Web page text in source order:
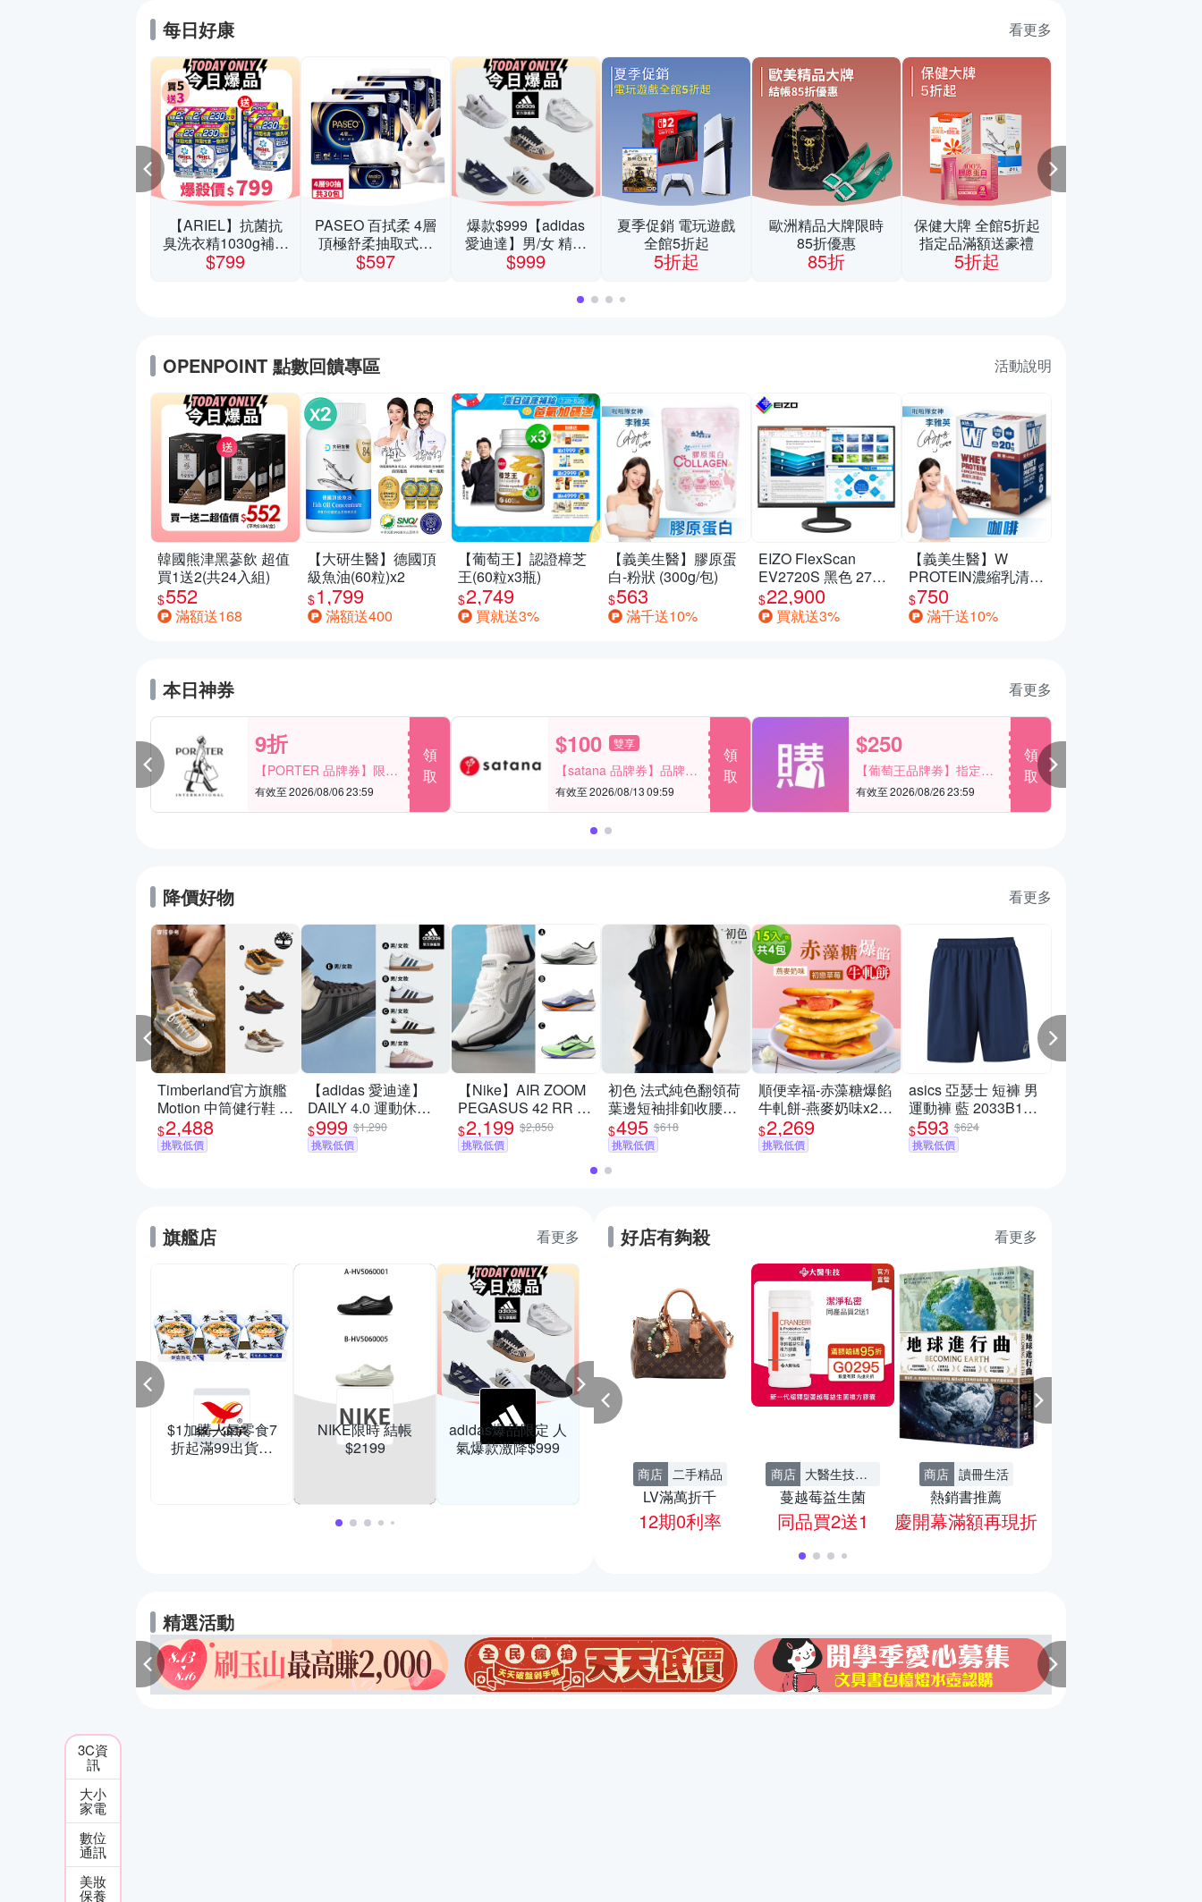
每日好康 看更多
【ARIEL】抗菌抗
臭洗衣精1030g補充
包 X8 (抗菌去漬/室
$799
PASEO 百拭柔 4層
頂極舒柔抽取式衛
生紙90抽10包/串 超
$597
爆款$999【adidas
愛迪達】男/女 精選
運動鞋休閒鞋 任選
$999
夏季促銷 電玩遊戲
全館5折起
5折起
歐洲精品大牌限時
85折優惠
85折
保健大牌 全館5折起
指定品滿額送豪禮
5折起
OPENPOINT 點數回饋專區 活動說明
韓國熊津黑蔘飲 超值
買1送2(共24入組)
$552
滿額送168
【大研生醫】德國頂
級魚油(60粒)x2
$1,799
滿額送400
【葡萄王】認證樟芝
王(60粒x3瓶)
$2,749
買就送3%
【義美生醫】膠原蛋
白-粉狀 (300g/包)
$563
滿千送10%
EIZO FlexScan
EV2720S 黑色 27型/
低藍光低閃頻護眼/薄
邊框
$22,900
買就送3%
【義美生醫】W
PROTEIN濃縮乳清蛋
白飲-咖啡 (35g*10包/
盒)
$750
滿千送10%
本日神券 看更多
9折
【PORTER 品牌券】限時
2天 滿2000享9折
有效至 2026/08/06 23:59
領
取
$100 雙享
【satana 品牌券】品牌週
一件折$100
有效至 2026/08/13 09:59
領
取
$250
【葡萄王品牌劵】指定單
品滿2999享折250
有效至 2026/08/26 23:59
領
取
降價好物 看更多
Timberland官方旗艦
Motion 中筒健行鞋 男
鞋(多款任選)
$2,488
挑戰低價
【adidas 愛迪達】
DAILY 4.0 運動休閒
鞋 男鞋/女鞋 (多款任
選)
$999 $1,290
挑戰低價
【Nike】AIR ZOOM
PEGASUS 42 RR 慢
跑鞋 運動鞋 男 A-
II7210100 B-
$2,199 $2,850
挑戰低價
初色 法式純色翻領荷
葉邊短袖排釦收腰襯
衫上衣-黑
色-50612(M-2XL可
$495 $618
挑戰低價
順便幸福-赤藻糖爆餡
牛軋餅-燕麥奶味x2包
+初戀草莓x2包(果乾
下午茶)
$2,269
挑戰低價
asics 亞瑟士 短褲 男
運動褲 藍 2033B130-
401
$593 $624
挑戰低價
旗艦店 看更多
$1加購人氣零食7
折起滿99出貨滿
NIKE限時 結帳
$2199
adidas爆品限定 人
氣爆款激降$999
NB官方旗艦 品類
日限定4折起最高
再折500
PUMA 新品任2件
再享8折
SKECHERS魅力
夏殺7折起 滿額最
高再89折
好店有夠殺 看更多
商店 二手精品
LV滿萬折千
12期0利率
商店 大醫生技旗艦
蔓越莓益生菌
同品買2送1
商店 讀冊生活
熱銷書推薦
慶開幕滿額再現折
商店 潤之泉
冰釀烏梅汁
商店 愛買線上購物
中元拜拜輕鬆買
商店 杏一醫療用品
昇橋新越莓兮錠
精選活動
3C資
訊
大小
家電
數位
通訊
美妝
保養